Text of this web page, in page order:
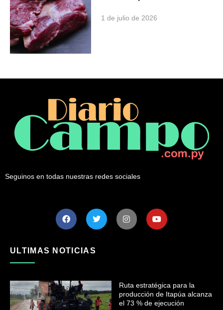
1 de julio de 2026
Seguinos en todas nuestras redes sociales
ULTIMAS NOTICIAS
Ruta estratégica para la
producción de Itapúa alcanza
el 73 % de ejecución